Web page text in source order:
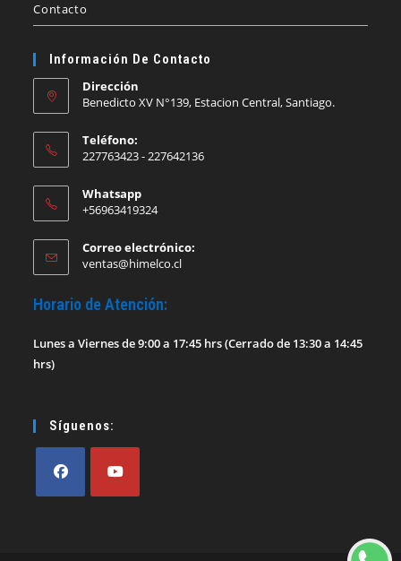
Contacto
Información De Contacto
Dirección
Benedicto XV N°139, Estacion Central, Santiago.
Teléfono:
227763423 - 227642136
Whatsapp
+56963419324
Correo electrónico:
ventas@himelco.clSe
Horario de Atención:
Lunes a Viernes de 9:00 a 17:45 hrs (Cerrado de 13:30 a 14:45
hrs)
Síguenos: